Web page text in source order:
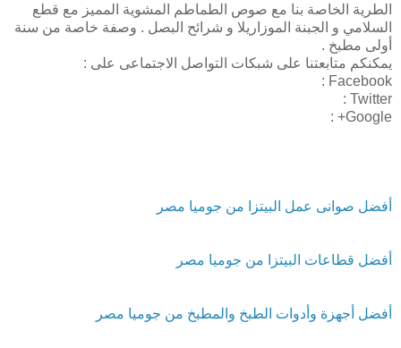
الطرية الخاصة بنا مع صوص الطماطم المشوية المميز مع قطع
السلامي و الجبنة الموزاريلا و شرائح البصل . وصفة خاصة من سنة
أولى مطبخ .
يمكنكم متابعتنا على شبكات التواصل الاجتماعى على :
Facebook :
Twitter :
Google+ :
أفضل صوانى عمل البيتزا من جوميا مصر
أفضل قطاعات البيتزا من جوميا مصر
أفضل أجهزة وأدوات الطبخ والمطبخ من جوميا مصر